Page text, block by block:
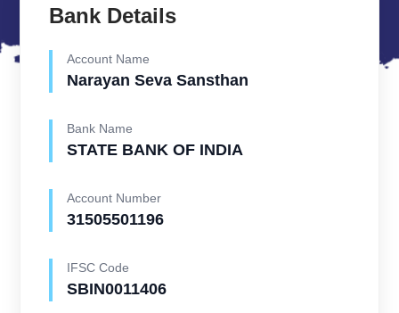
Bank Details
Account Name
Narayan Seva Sansthan
Bank Name
STATE BANK OF INDIA
Account Number
31505501196
IFSC Code
SBIN0011406